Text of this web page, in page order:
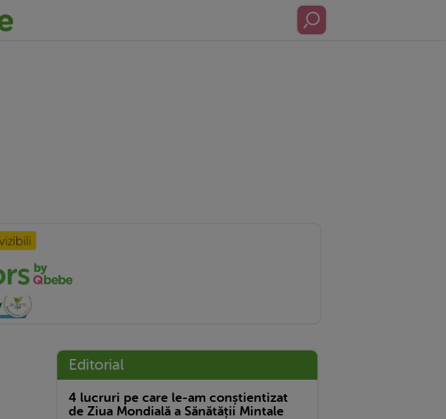
Editorial
4 lucruri pe care le-am conștientizat
de Ziua Mondială a Sănătății Mintale